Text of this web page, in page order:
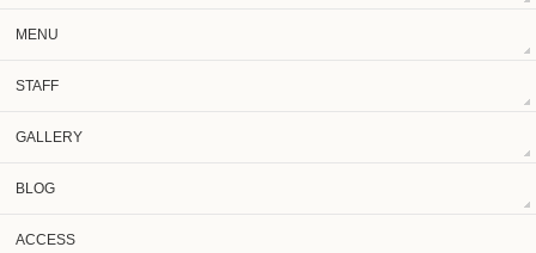
MENU
STAFF
GALLERY
BLOG
ACCESS